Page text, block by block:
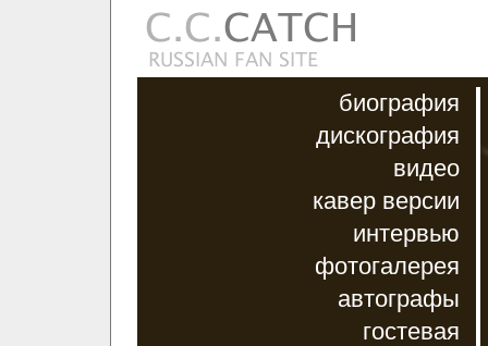
биография
дискография
видео
кавер версии
интервью
фотогалерея
автографы
гостевая